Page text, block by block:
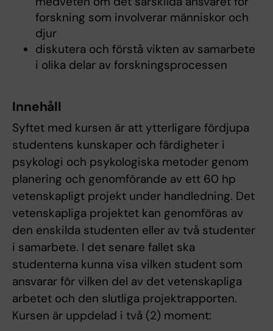
forskning som involverar människor och
djur
diskutera och förstå vikten av samarbete
i olika delar av forskningsprocessen
Innehåll
Syftet med kursen är att ytterligare fördjupa
studentens kunskaper och färdigheter i
psykologi och psykologiska metoder genom
planering och genomförande av ett 60 hp
vetenskapligt projekt under handledning. Det
vetenskapliga projektet kan genomföras av
den enskilda studenten eller av två studenter
i samarbete. I det senare fallet ska
studenterna kunna visa vilken student som
ansvarar för vilken del av det vetenskapliga
arbetet och den slutliga projektrapporten.
Kursen är uppdelad i två (2) moment: